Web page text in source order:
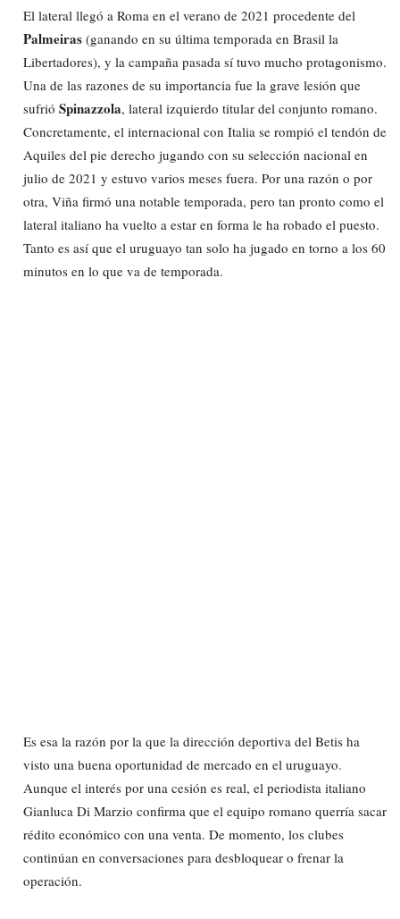
El lateral llegó a Roma en el verano de 2021 procedente del
Palmeiras (ganando en su última temporada en Brasil la
Libertadores), y la campaña pasada sí tuvo mucho protagonismo.
Una de las razones de su importancia fue la grave lesión que
sufrió Spinazzola, lateral izquierdo titular del conjunto romano.
Concretamente, el internacional con Italia se rompió el tendón de
Aquiles del pie derecho jugando con su selección nacional en
julio de 2021 y estuvo varios meses fuera. Por una razón o por
otra, Viña firmó una notable temporada, pero tan pronto como el
lateral italiano ha vuelto a estar en forma le ha robado el puesto.
Tanto es así que el uruguayo tan solo ha jugado en torno a los 60
minutos en lo que va de temporada.
Es esa la razón por la que la dirección deportiva del Betis ha
visto una buena oportunidad de mercado en el uruguayo.
Aunque el interés por una cesión es real, el periodista italiano
Gianluca Di Marzio confirma que el equipo romano querría sacar
rédito económico con una venta. De momento, los clubes
continúan en conversaciones para desbloquear o frenar la
operación.